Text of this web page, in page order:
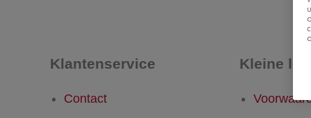
Klantenservice
Contact
Kleine